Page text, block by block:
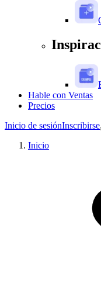
Hable con Ventas
Precios
Inicio de sesiónInscribirse
Inicio